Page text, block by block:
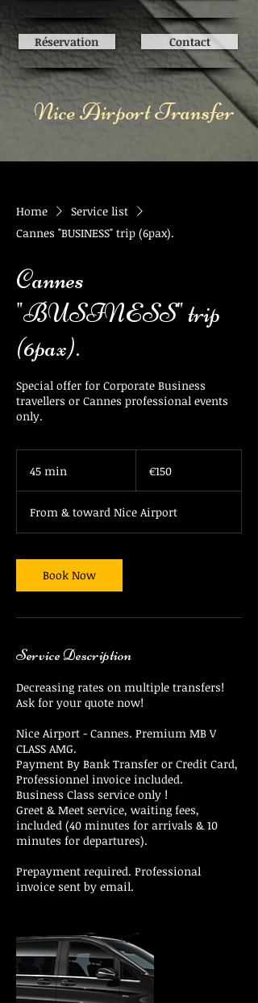
Réservation Contact
Nice Airport Transfer
Home
Service list
Cannes "BUSINESS" trip (6pax).
Cannes
"BUSINESS" trip
(6pax).
Special offer for Corporate Business
travellers or Cannes professional events
only.
45 min
i
n
€150
From & toward Nice Airport
Book Now
Service Description
Decreasing rates on multiple transfers!
Ask for your quote now!
Nice Airport - Cannes. Premium MB V
CLASS AMG.
Payment By Bank Transfer or Credit Card,
Professionnel invoice included.
Business Class service only !
Greet & Meet service, waiting fees,
included (40 minutes for arrivals & 10
minutes for departures).
Prepayment required. Professional
invoice sent by email.